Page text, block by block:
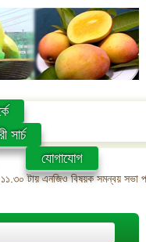
সার্চ
যোগাযোগ
টায় এনজিও বিষয়ক সমন্বয় সভা